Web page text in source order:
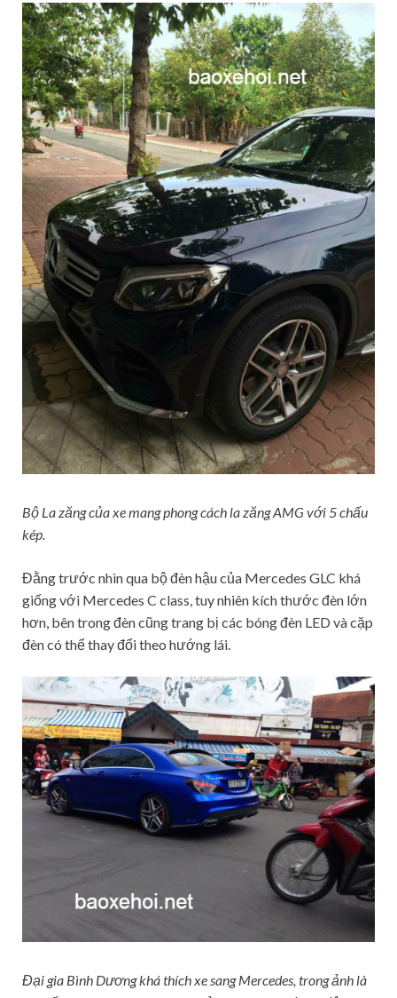
Bộ La zăng của xe mang phong cách la zăng AMG với 5 chấu
kép.
Đằng trước nhìn qua bộ đèn hậu của Mercedes GLC khá
giống với Mercedes C class, tuy nhiên kích thước đèn lớn
hơn, bên trong đèn cũng trang bị các bóng đèn LED và cặp
đèn có thể thay đổi theo hướng lái.
Đại gia Bình Dương khá thích xe sang Mercedes, trong ảnh là